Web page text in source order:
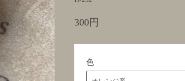
300円
色